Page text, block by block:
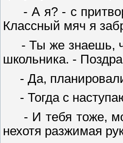
- А я? - с
Классный мяч я
- Ты же знаешь,
школьника. -
- Да, планировали
- Тогда с
- И тебя тоже,
нехотя разжимая